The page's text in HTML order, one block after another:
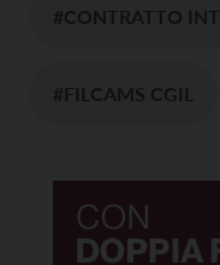
#CONTRATTO
#FILCAMS CGIL